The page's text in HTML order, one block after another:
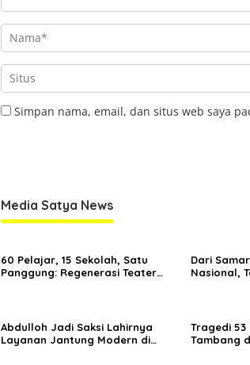
Simpan nama, email, dan situs web saya
Media Satya News
60 Pelajar, 15 Sekolah, Satu
Panggung: Regenerasi Teater
Dari
Nasional,
Abdulloh Jadi Saksi Lahirnya
Layanan Jantung Modern di
Tragedi 53
Tambang